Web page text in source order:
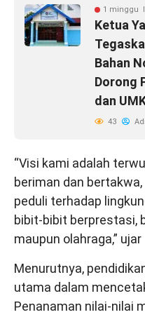
1 minggu
Ketua
Bahan
Dorong
dan
43
“Visi kami adalah
beriman dan
peduli terhadap
bibit-bibit berprestasi,
maupun olahraga,”
Menurutnya,
utama dalam
Penanaman nilai-nilai